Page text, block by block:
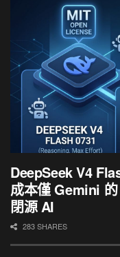
DeepSeek V4
成本僅 Gemini
閉源 AI
283 SHARES